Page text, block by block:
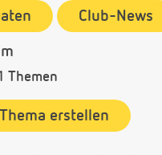
Club-News
Themen
erstellen